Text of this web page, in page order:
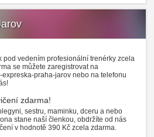
pod vedením profesionální trenérky zcela
se můžete zaregistrovat na
expreska-praha-jarov nebo na telefonu
zdarma!
sestru, maminku, dceru a nebo
stane naší členkou, obdržíte od nás
v hodnotě 390 Kč zcela zdarma.